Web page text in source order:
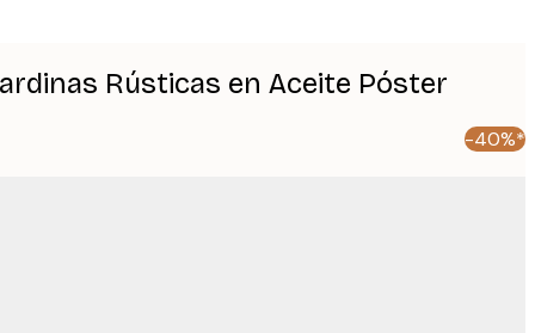
Rústicas en Aceite Póster
-40%*